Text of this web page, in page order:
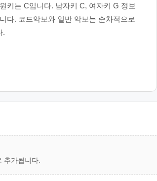
키는 C입니다. 남자키 C, 여자키 G 정보
다. 코드악보와 일반 악보는 순차적으로
.
추가됩니다.